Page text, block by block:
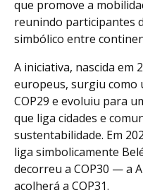
que promove a
reunindo participantes
simbólico entre
A iniciativa, nascida em
europeus, surgiu como
COP29 e evoluiu para
que liga cidades e
sustentabilidade. Em
liga simbolicamente
decorreu a COP30 — a
acolherá a COP31.